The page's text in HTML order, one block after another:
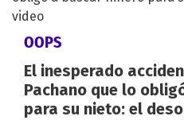
OOPS
El inesperado
Pachano que lo
para su nieto: el